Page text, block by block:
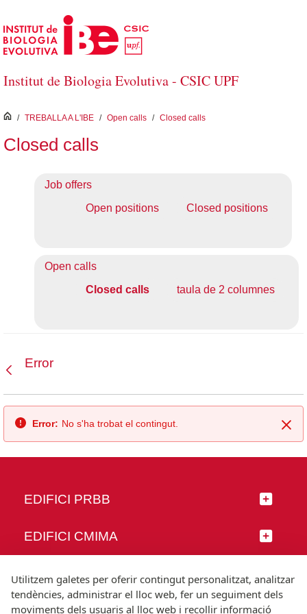
Salta al contingut principal
Institut de Biologia Evolutiva - CSIC UPF
inici
/ TREBALLA A L'IBE / Open calls / Closed calls
Closed calls
Job offers
Open positions
Closed positions
Open calls
Closed calls
taula de 2 columnes
Error
Error: No s'ha trobat el contingut.
EDIFICI PRBB
EDIFICI CMIMA
SEGUEIX-NOS
Utilitzem galetes per oferir contingut personalitzat, analitzar
tendències, administrar el lloc web, fer un seguiment dels
moviments dels usuaris al lloc web i recollir informació